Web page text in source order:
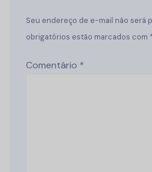
Seu endereço de e-mail não será
obrigatórios estão marcados com *
Comentário *